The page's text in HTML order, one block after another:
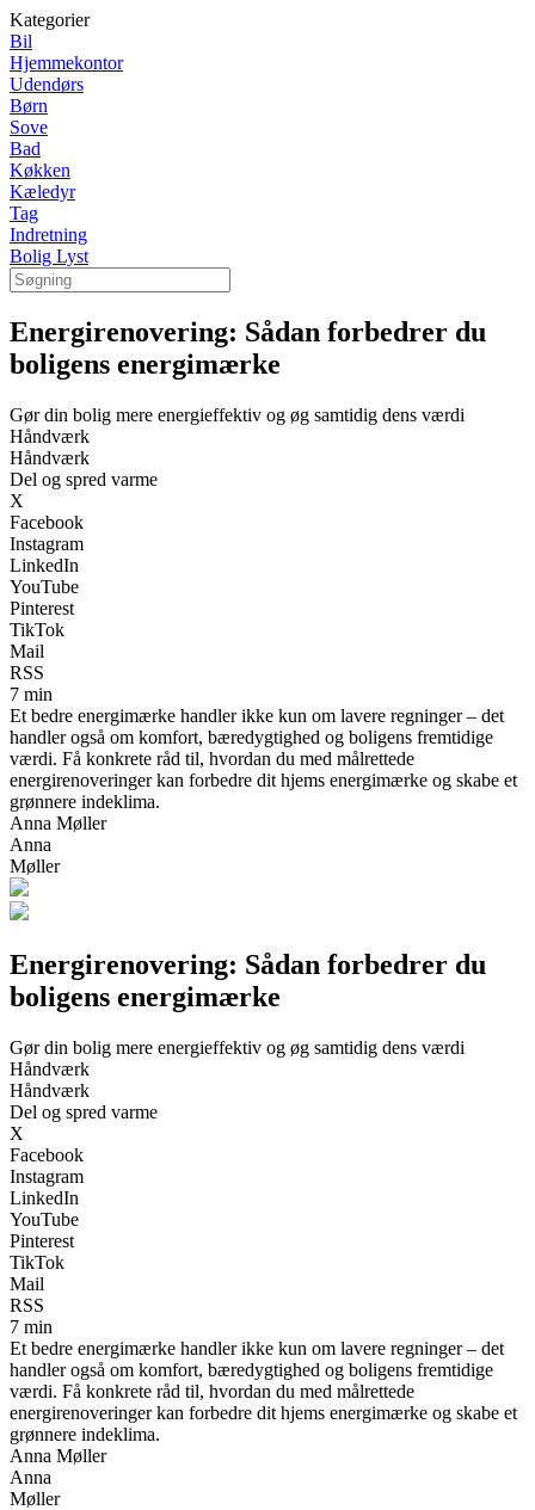
Kategorier
Bil
Hjemmekontor
Udendørs
Børn
Sove
Bad
Køkken
Kæledyr
Tag
Indretning
Bolig Lyst
Energirenovering: Sådan forbedrer du
boligens energimærke
Gør din bolig mere energieffektiv og øg samtidig dens værdi
Håndværk
Håndværk
Del og spred varme
X
Facebook
Instagram
LinkedIn
YouTube
Pinterest
TikTok
Mail
RSS
7 min
Et bedre energimærke handler ikke kun om lavere regninger – det
handler også om komfort, bæredygtighed og boligens fremtidige
værdi. Få konkrete råd til, hvordan du med målrettede
energirenoveringer kan forbedre dit hjems energimærke og skabe et
grønnere indeklima.
Anna Møller
Anna
Møller
Energirenovering: Sådan forbedrer du
boligens energimærke
Gør din bolig mere energieffektiv og øg samtidig dens værdi
Håndværk
Håndværk
Del og spred varme
X
Facebook
Instagram
LinkedIn
YouTube
Pinterest
TikTok
Mail
RSS
7 min
Et bedre energimærke handler ikke kun om lavere regninger – det
handler også om komfort, bæredygtighed og boligens fremtidige
værdi. Få konkrete råd til, hvordan du med målrettede
energirenoveringer kan forbedre dit hjems energimærke og skabe et
grønnere indeklima.
Anna Møller
Anna
Møller